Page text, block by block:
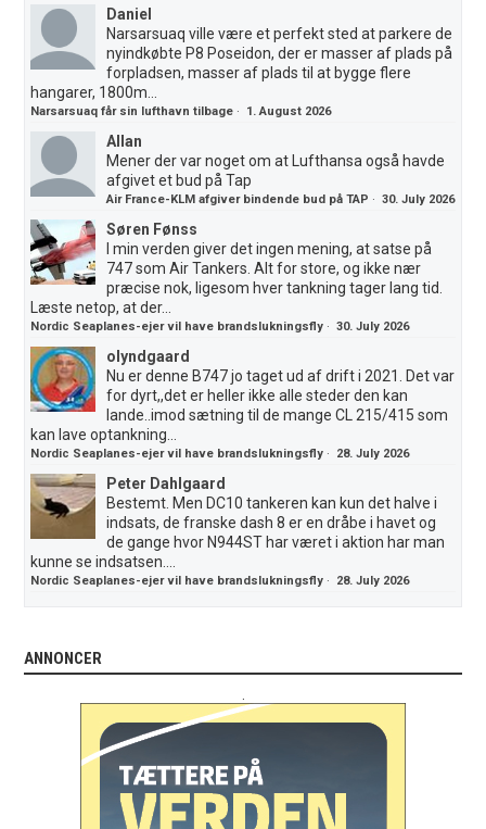
Daniel
Narsarsuaq ville være et perfekt sted at parkere de
nyindkøbte P8 Poseidon, der er masser af plads på
forpladsen, masser af plads til at bygge flere
hangarer, 1800m...
Narsarsuaq får sin lufthavn tilbage · 1. August 2026
Allan
Mener der var noget om at Lufthansa også havde
afgivet et bud på Tap
Air France-KLM afgiver bindende bud på TAP ·30. July 2026
Søren Fønss
I min verden giver det ingen mening, at satse på
747 som Air Tankers. Alt for store, og ikke nær
præcise nok, ligesom hver tankning tager lang tid.
Læste netop, at der...
Nordic Seaplanes-ejer vil have brandslukningsfly ·30. July 2026
olyndgaard
Nu er denne B747 jo taget ud af drift i 2021. Det var
for dyrt,,det er heller ikke alle steder den kan
lande..imod sætning til de mange CL 215/415 som
kan lave optankning...
Nordic Seaplanes-ejer vil have brandslukningsfly · 28. July 2026
Peter Dahlgaard
Bestemt. Men DC10 tankeren kan kun det halve i
indsats, de franske dash 8 er en dråbe i havet og
de gange hvor N944ST har været i aktion har man
kunne se indsatsen....
Nordic Seaplanes-ejer vil have brandslukningsfly · 28. July 2026
ANNONCER